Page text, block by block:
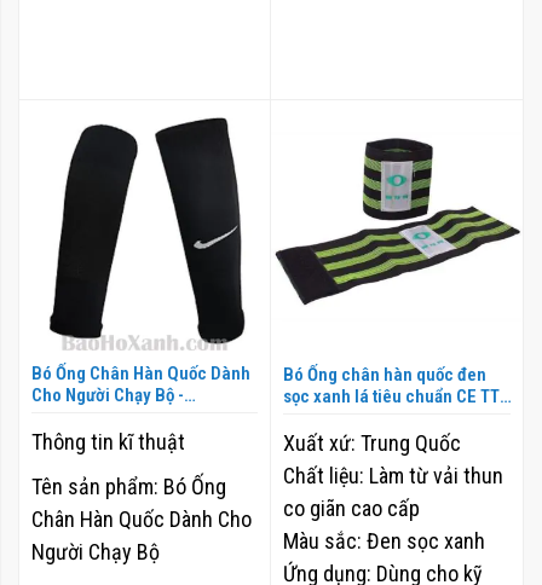
Bó Ống Chân Hàn Quốc Dành
Cho Người Chạy Bộ -
Thông tin kĩ thuật
Tên sản phẩm: Bó Ống
Chân Hàn Quốc Dành Cho
Người Chạy Bộ
Bó Ống chân hàn quốc đen
sọc xanh lá tiêu chuẩn CE TT-
Xuất xứ: Trung Quốc
Chất liệu: Làm từ vải thun
co giãn cao cấp
Màu sắc: Đen sọc xanh
Ứng dụng: Dùng cho kỹ